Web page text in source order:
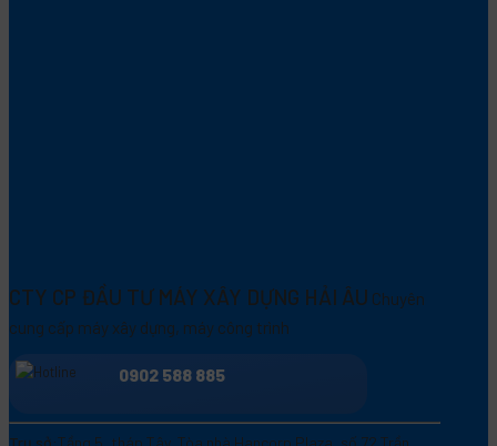
CTY CP ĐẦU TƯ MÁY XÂY DỰNG HẢI ÂU Chuyên
cung cấp máy xây dựng, máy công trình
0902 588 885
Trụ sở:Tầng 5, tháp Tây, Tòa nhà Hancorp Plaza, số 72 Trần